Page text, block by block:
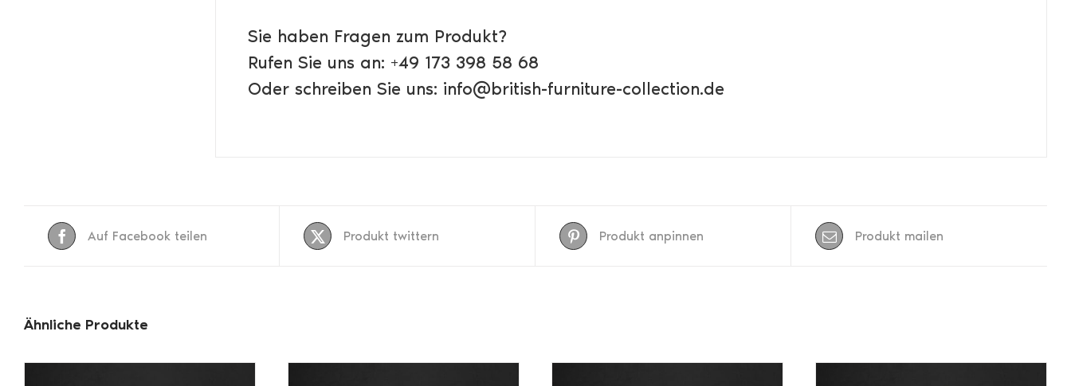
Sie haben Fragen zum Produkt?
Rufen Sie uns an: +49 173 398 58 68
Oder schreiben Sie uns: info@british-furniture-collection.de
Auf Facebook teilen Produkt twittern Produkt anpinnen Produkt mailen
Ähnliche Produkte